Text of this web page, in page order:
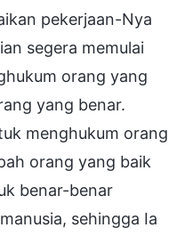
pekerjaan-Nya
segera memulai
orang yang
yang benar.
menghukum orang
orang yang baik
benar-benar
sehingga Ia